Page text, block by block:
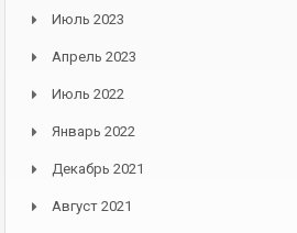
Июль 2023
Апрель 2023
Июль 2022
Январь 2022
Декабрь 2021
Август 2021